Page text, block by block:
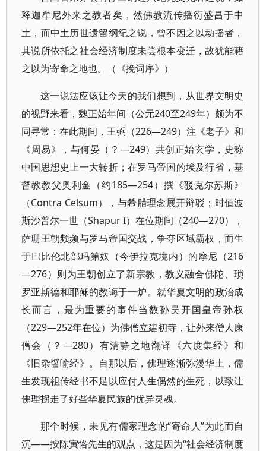
释迦牟尼外来之教者矣，然佛教流传播衍盛昌于中
土，而中土历世遗留纲纪之说，曾不因之以动摇者，
其说所依托之社会经济制度未尝根本变迁，故犹能藉
之以为寄命之地也。（《挽词序》）
这一说法应该让今天的我们想到，从世界文明史
的视野来看，魏正始年间（公元240至249年）颇为不
同寻常：在此期间，王弼（226—249）注《老子》和
《周易》，与何晏（？—249）共创正始玄学，史称
中国思想史上一大转折；在罗马帝国的埃及行省，基
督教教父奥利金（约185—254）撰《驳克尔苏斯》
（Contra Celsum），与希腊理念展开辩驳；时值波
斯沙普尔一世（Shapur I）在位期间（240—270），
萨珊王朝频频与罗马帝国交战，争夺区域霸权，而生
于巴比伦北部玛第奴（今伊拉克境内）的摩尼（216
—276）则为王朝创立了新宗教，教义融合佛陀、琐
罗亚斯德和耶稣的教诲于一炉。就华夏文明的政治成
长而言，最为重要的事件当数孙吴开国皇帝孙权
（229—252年在位）为佛僧立建初寺，让外来僧人康
僧会（？—280）有清静之地翻译《六度集经》和
《旧杂譬喻经》。自那以后，佛理逐渐弥漫华土，儒
生发现祖传经书不足以应付人生偶然的生死，以致让
佛理拐走了好些华夏民族的优异灵魂。
那个时候，未见有儒家理念的“寄命人”为此而自
沉——按陈寅恪先生的观点，这是因为“社会经济制度